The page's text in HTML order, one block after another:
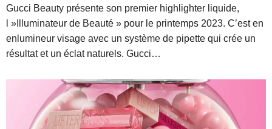
Gucci Beauty présente son premier highlighter liquide,
l »Illuminateur de Beauté » pour le printemps 2023. C’est en
enlumineur visage avec un système de pipette qui crée un
résultat et un éclat naturels. Gucci…